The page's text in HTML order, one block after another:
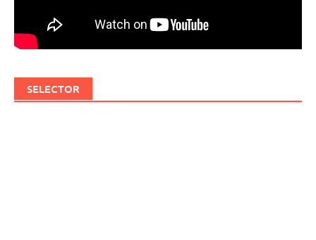
SELECTOR